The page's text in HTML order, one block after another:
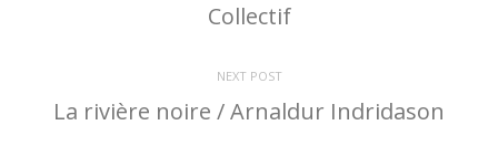
Collectif
NEXT POST
La rivière noire / Arnaldur Indridason